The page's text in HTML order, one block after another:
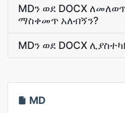
MDን ወደ DOCX
ማስቀመጥ አለብኝን?
MDን ወደ DOCX
MD